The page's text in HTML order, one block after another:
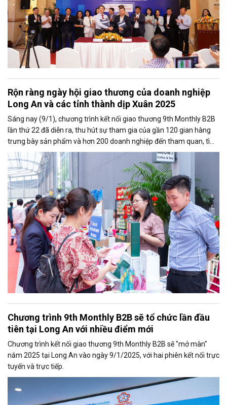
Rộn ràng ngày hội giao thương của doanh nghiệp
Long An và các tỉnh thành dịp Xuân 2025
Sáng nay (9/1), chương trình kết nối giao thương 9th Monthly B2B
lần thứ 22 đã diễn ra, thu hút sự tham gia của gần 120 gian hàng
trưng bày sản phẩm và hơn 200 doanh nghiệp đến tham quan, tìm
kiếm cơ hội kết nối giao thương.
Chương trình 9th Monthly B2B sẽ tổ chức lần đầu
tiên tại Long An với nhiều điểm mới
Chương trình kết nối giao thương 9th Monthly B2B sẽ "mở màn"
năm 2025 tại Long An vào ngày 9/1/2025, với hai phiên kết nối trực
tuyến và trực tiếp.